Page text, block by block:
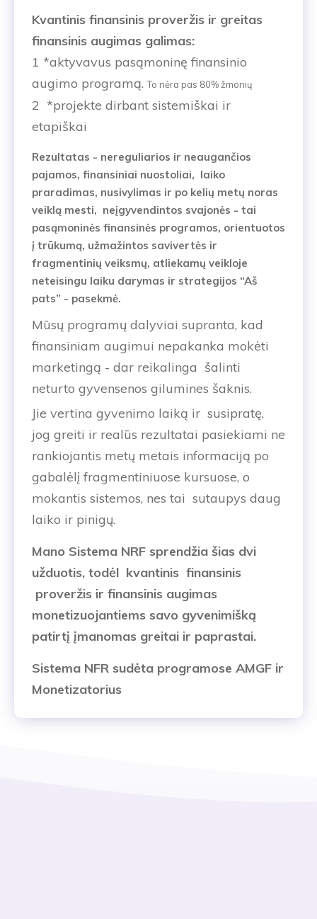
Kvantinis finansinis proveržis ir greitas
finansinis augimas galimas:
1 *aktyvavus pasąmoninę finansinio
augimo programą.To nėra pas 80% žmonių
2 *projekte dirbant sistemiškai ir
etapiškai
Rezultatas - nereguliarios ir neaugančios
pajamos, finansiniai nuostoliai, laiko
praradimas, nusivylimas ir po kelių metų noras
veiklą mesti, neįgyvendintos svajonės - tai
pasąmoninės finansinės programos, orientuotos
į trūkumą, užmažintos savivertės ir
fragmentinių veiksmų, atliekamų veikloje
neteisingu laiku darymas ir strategijos “Aš
pats” - pasekmė.
Mūsų programų dalyviai supranta, kad
finansiniam augimui nepakanka mokėti
marketingą - dar reikalinga šalinti
neturto gyvensenos gilumines šaknis.
Jie vertina gyvenimo laiką ir susipratę,
jog greiti ir realūs rezultatai pasiekiami ne
rankiojantis metų metais informaciją po
gabalėlį fragmentiniuose kursuose, o
mokantis sistemos, nes tai sutaupys daug
laiko ir pinigų.
Mano Sistema NRF sprendžia šias dvi
užduotis, todėl kvantinis finansinis
proveržis ir finansinis augimas
monetizuojantiems savo gyvenimišką
patirtį įmanomas greitai ir paprastai.
Sistema NFR sudėta programose AMGF ir
Monetizatorius